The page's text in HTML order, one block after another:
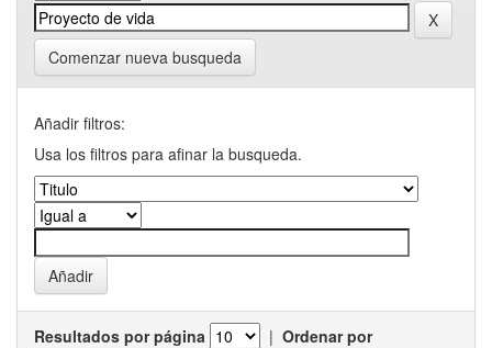
Comenzar nueva busqueda
Añadir filtros:
Usa los filtros para afinar la busqueda.
Resultados por página | Ordenar por